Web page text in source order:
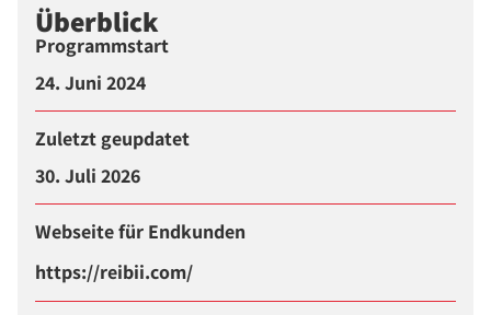
Überblick
Programmstart
24. Juni 2024
Zuletzt geupdatet
30. Juli 2026
Webseite für Endkunden
https://reibii.com/